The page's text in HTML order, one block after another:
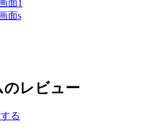
のレビュー
る